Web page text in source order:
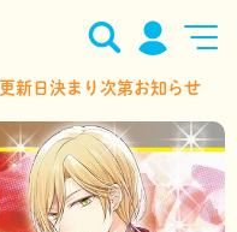
更新日決まり次第お知らせ